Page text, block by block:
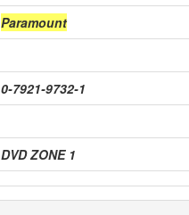
Paramount
0-7921-9732-1
DVD ZONE 1